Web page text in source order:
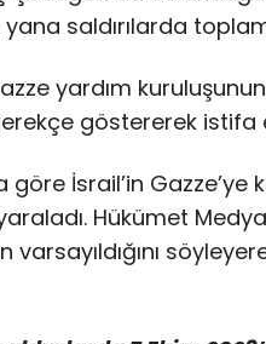
saldırılarda
yardım kuruluşunun
göstererek istifa
göre İsrail’in
Hükümet